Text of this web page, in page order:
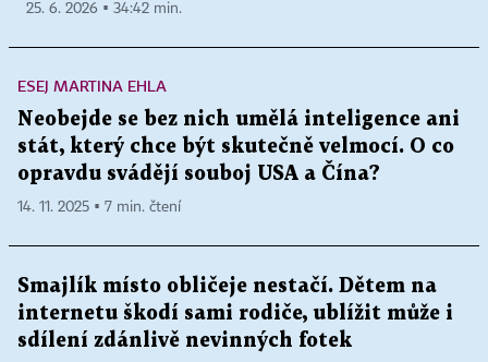
25. 6. 2026 ▪ 34:42 min.
ESEJ MARTINA EHLA
Neobejde se bez nich umělá inteligence ani
stát, který chce být skutečně velmocí. O co
opravdu svádějí souboj USA a Čína?
14. 11. 2025 ▪ 7 min. čtení
Smajlík místo obličeje nestačí. Dětem na
internetu škodí sami rodiče, ublížit může i
sdílení zdánlivě nevinných fotek